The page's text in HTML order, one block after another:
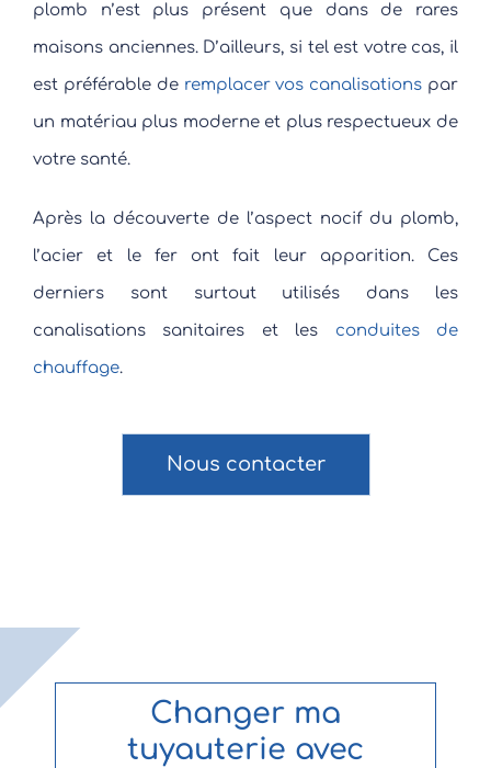
plomb n’est plus présent que dans de rares
maisons anciennes. D’ailleurs, si tel est votre cas, il
est préférable de remplacer vos canalisations par
un matériau plus moderne et plus respectueux de
votre santé.
Après la découverte de l’aspect nocif du plomb,
l’acier et le fer ont fait leur apparition. Ces
derniers sont surtout utilisés dans les
canalisations sanitaires et les conduites de
chauffage.
Nous contacter
Changer ma
tuyauterie avec